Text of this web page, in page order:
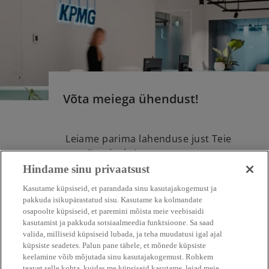
e
w
a
Võta meiega ühendust!
Leiame parima lahenduse just Teie
ettevõtte jaoks!
Saada päring
Võta meiega ühendust
Hindame sinu privaatsust
Kasutame küpsiseid, et parandada sinu kasutajakogemust ja
pakkuda isikupärastatud sisu. Kasutame ka kolmandate
osapoolte küpsiseid, et paremini mõista meie veebisaidi
kasutamist ja pakkuda sotsiaalmeedia funktsioone. Sa saad
valida, milliseid küpsiseid lubada, ja teha muudatusi igal ajal
küpsiste seadetes. Palun pane tähele, et mõnede küpsiste
keelamine võib mõjutada sinu kasutajakogemust. Rohkem